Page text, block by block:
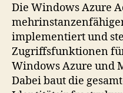
Die Windows Azure
implementiert und
Zugriffsfunktionen
Windows Azure und
Dabei baut die